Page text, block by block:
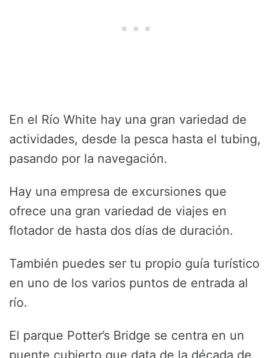
En el Río White hay una gran variedad de
actividades, desde la pesca hasta el tubing,
pasando por la navegación.
Hay una empresa de excursiones que
ofrece una gran variedad de viajes en
flotador de hasta dos días de duración.
También puedes ser tu propio guía turístico
en uno de los varios puntos de entrada al
río.
El parque Potter’s Bridge se centra en un
puente cubierto que data de la década de